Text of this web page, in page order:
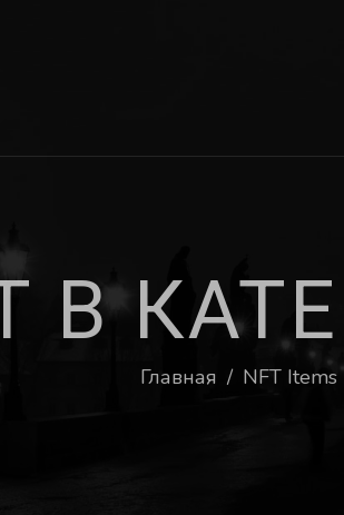
В КАТЕ
Главная / NFT Items